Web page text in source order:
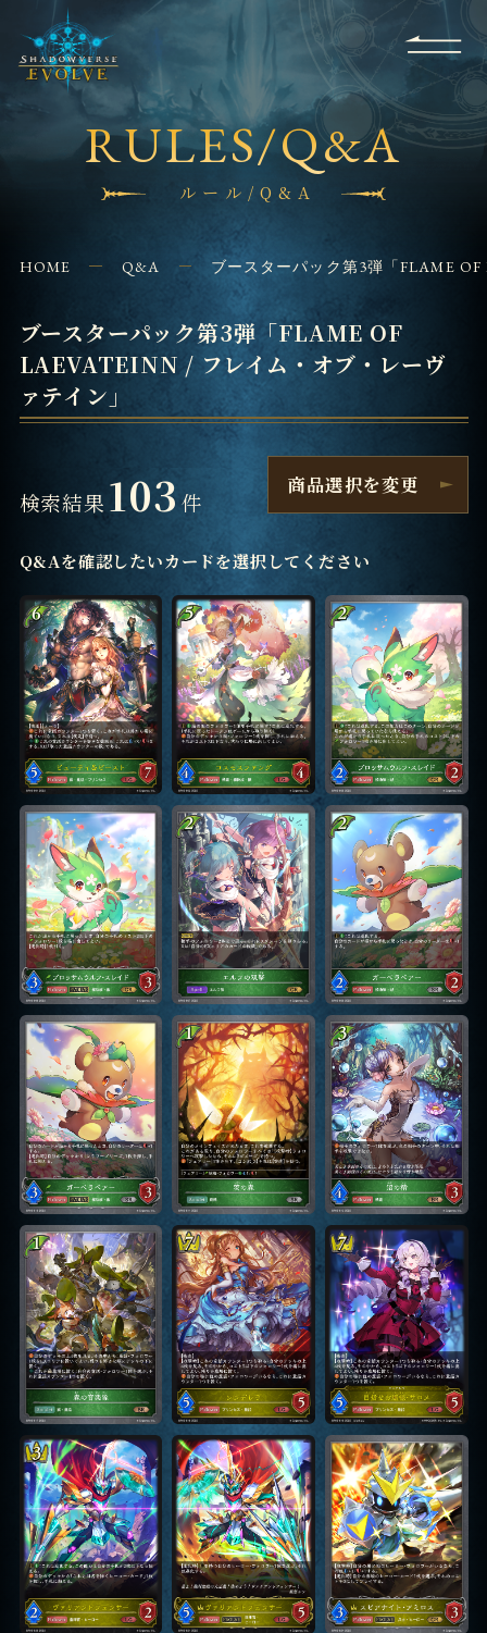
Q&A
BEGINNERS
APPLICATION
CONTACT
RULES/Q&A
ルール/Q&A
HOME Q&A ブースターパック第3弾「FLAME
ブースターパック第3弾「FLAME OF
LAEVATEINN / フレイム・オブ・レーヴ
ァテイン」
検索結果 103 件
商品選択を変更
Q&Aを確認したいカードを選択してください